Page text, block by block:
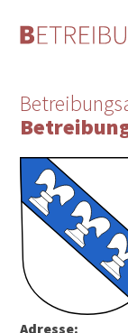
Adresse: